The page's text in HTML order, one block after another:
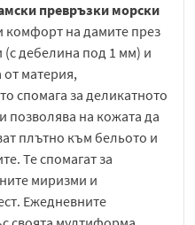
превръзки морски
комфорт на дамите през
(с дебелина под 1 мм) и
материя,
спомага за деликатното
позволява на кожата да
плътно към бельото и
Те спомагат за
миризми и
Ежедневните